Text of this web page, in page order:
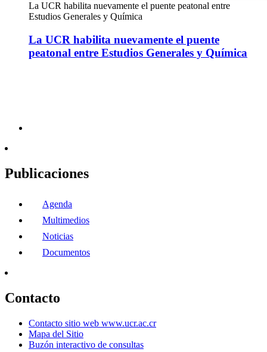
La UCR habilita nuevamente el puente peatonal entre
Estudios Generales y Química
La UCR habilita nuevamente el puente
peatonal entre Estudios Generales y Química
Publicaciones
Agenda
Multimedios
Noticias
Documentos
Contacto
Contacto sitio web www.ucr.ac.cr
Mapa del Sitio
Buzón interactivo de consultas